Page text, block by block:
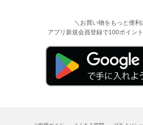
＼お買い物をもっと便利
アプリ新規会員登録で100ポイン